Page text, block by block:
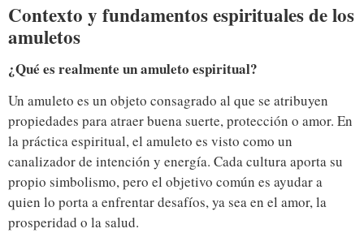
Contexto y fundamentos espirituales de los
amuletos
¿Qué es realmente un amuleto espiritual?
Un amuleto es un objeto consagrado al que se atribuyen
propiedades para atraer buena suerte, protección o amor. En
la práctica espiritual, el amuleto es visto como un
canalizador de intención y energía. Cada cultura aporta su
propio simbolismo, pero el objetivo común es ayudar a
quien lo porta a enfrentar desafíos, ya sea en el amor, la
prosperidad o la salud.